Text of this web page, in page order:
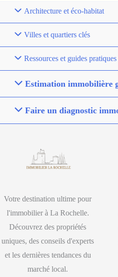
Architecture et éco-habitat
Villes et quartiers clés
Ressources et guides pratiques
Estimation immobilière
Faire un diagnostic
Votre destination ultime pour
l'immobilier à La Rochelle.
Découvrez des propriétés
uniques, des conseils d'experts
et les dernières tendances du
marché local.